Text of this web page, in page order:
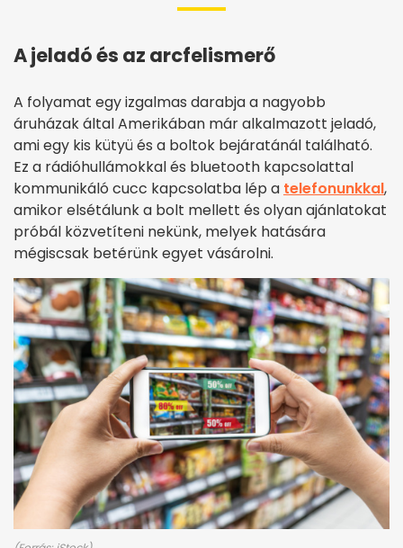
A jeladó és az arcfelismerő
A folyamat egy izgalmas darabja a nagyobb
áruházak által Amerikában már alkalmazott jeladó,
ami egy kis kütyü és a boltok bejáratánál található.
Ez a rádióhullámokkal és bluetooth kapcsolattal
kommunikáló cucc kapcsolatba lép a telefonunkkal,
amikor elsétálunk a bolt mellett és olyan ajánlatokat
próbál közvetíteni nekünk, melyek hatására
mégiscsak betérünk egyet vásárolni.